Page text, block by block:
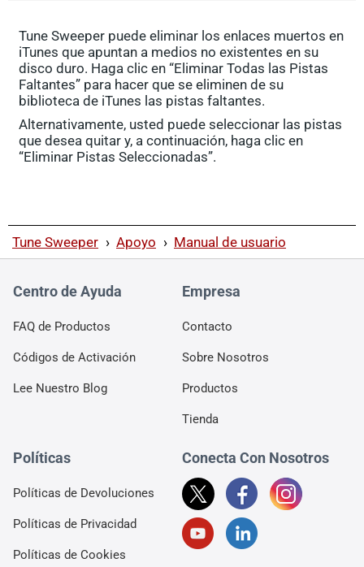
Tune Sweeper puede eliminar los enlaces muertos en
iTunes que apuntan a medios no existentes en su
disco duro. Haga clic en “Eliminar Todas las Pistas
Faltantes” para hacer que se eliminen de su
biblioteca de iTunes las pistas faltantes.
Alternativamente, usted puede seleccionar las pistas
que desea quitar y, a continuación, haga clic en
“Eliminar Pistas Seleccionadas”.
Tune Sweeper › Apoyo › Manual de usuario
Centro de Ayuda
FAQ de Productos
Códigos de Activación
Lee Nuestro Blog
Empresa
Contacto
Sobre Nosotros
Productos
Tienda
Políticas
Políticas de Devoluciones
Políticas de Privacidad
Políticas de Cookies
Conecta Con Nosotros